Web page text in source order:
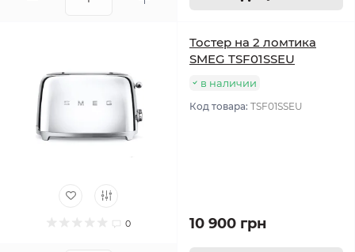
0
Тостер на 2 ломтика
SMEG TSF01SSEU
в наличии
Код товара: TSF01SSEU
10 900 грн